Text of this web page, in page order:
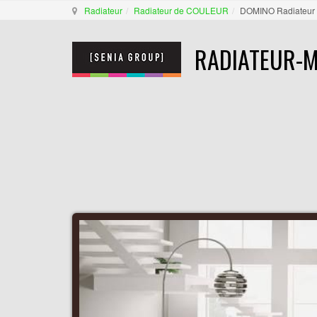
Radiateur Radiateur de COULEUR DOMINO Radiateur
RADIATEUR-